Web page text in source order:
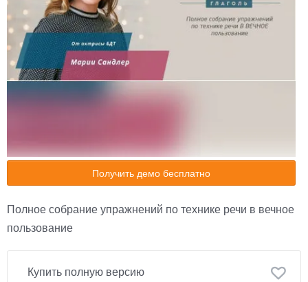
Получить демо бесплатно
Полное собрание упражнений по технике речи в вечное
пользование
Купить полную версию